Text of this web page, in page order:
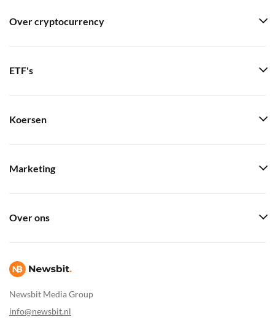
Newsbit Media Group
info@newsbit.nl
Over cryptocurrency
ETF's
Koersen
Marketing
Over ons